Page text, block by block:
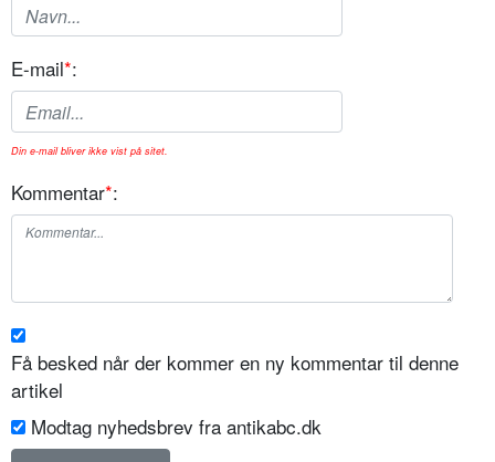
E-mail*:
Din e-mail bliver ikke vist på sitet.
Kommentar*:
Få besked når der kommer en ny kommentar til denne
artikel
Modtag nyhedsbrev fra antikabc.dk